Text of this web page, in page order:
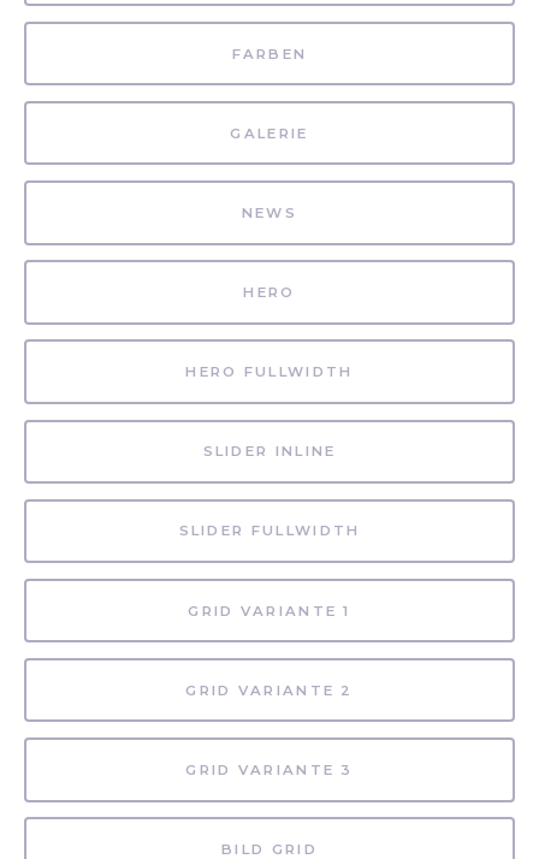
FARBEN
GALERIE
NEWS
HERO
HERO FULLWIDTH
SLIDER INLINE
SLIDER FULLWIDTH
GRID VARIANTE 1
GRID VARIANTE 2
GRID VARIANTE 3
BILD GRID